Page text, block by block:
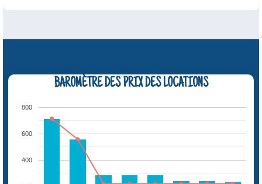
BAROMÈTRE DES PRIX DES LOCATIONS
400
600
800